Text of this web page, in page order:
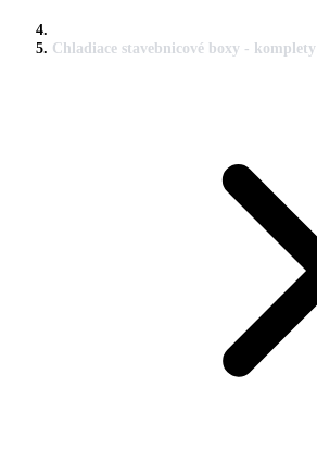
Chladiace stavebnicové boxy - komplety